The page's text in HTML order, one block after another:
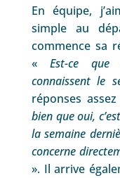
En équipe,
simple au
commence sa
«Est-ce que
connaissent le
réponses
bien que oui,
la semaine
concerne
». Il arrive